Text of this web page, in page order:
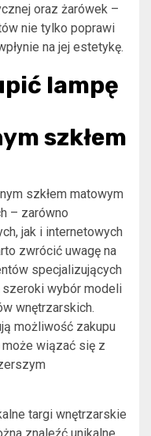
oraz żarówek –
nie tylko poprawi
na jej estetykę.
lampę
szkłem
szkłem matowym
– zarówno
jak i internetowych
zwrócić uwagę na
specjalizujących
wybór modeli
wnętrzarskich.
możliwość zakupu
wiązać się z
targi wnętrzarskie